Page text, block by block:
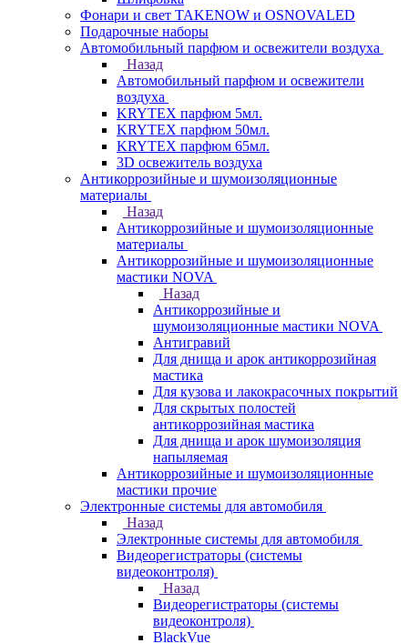
Фонари и свет TAKENOW и OSNOVALED
Подарочные наборы
Автомобильный парфюм и освежители воздуха
Назад
Автомобильный парфюм и освежители
воздуха
KRYTEX парфюм 5мл.
KRYTEX парфюм 50мл.
KRYTEX парфюм 65мл.
3D освежитель воздуха
Антикоррозийные и шумоизоляционные
материалы
Назад
Антикоррозийные и шумоизоляционные
материалы
Антикоррозийные и шумоизоляционные
мастики NOVA
Назад
Антикоррозийные и
шумоизоляционные мастики NOVA
Антигравий
Для днища и арок антикоррозийная
мастика
Для кузова и лакокрасочных покрытий
Для скрытых полостей
антикоррозийная мастика
Для днища и арок шумоизоляция
напыляемая
Антикоррозийные и шумоизоляционные
мастики прочие
Электронные системы для автомобиля
Назад
Электронные системы для автомобиля
Видеорегистраторы (системы
видеоконтроля)
Назад
Видеорегистраторы (системы
видеоконтроля)
BlackVue